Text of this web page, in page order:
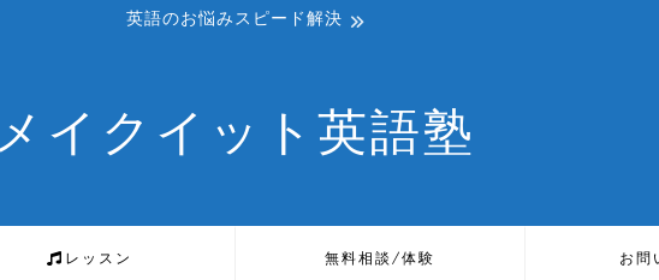
英語のお悩みスピード解決
メイクイット英語塾
レッスン 無料相談/体験 お問